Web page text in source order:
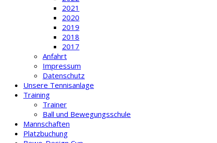
2021
2020
2019
2018
2017
Anfahrt
Impressum
Datenschutz
Unsere Tennisanlage
Training
Trainer
Ball und Bewegungsschule
Mannschaften
Platzbuchung